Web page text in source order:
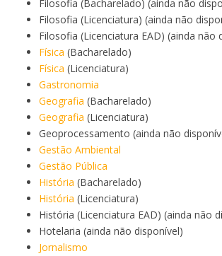
Filosofia (Bacharelado) (ainda não
Filosofia (Licenciatura) (ainda não
Filosofia (Licenciatura EAD) (ainda não
Física (Bacharelado)
Física (Licenciatura)
Gastronomia
Geografia (Bacharelado)
Geografia (Licenciatura)
Geoprocessamento (ainda não
Gestão Ambiental
Gestão Pública
História (Bacharelado)
História (Licenciatura)
História (Licenciatura EAD) (ainda não
Hotelaria (ainda não disponível)
Jornalismo